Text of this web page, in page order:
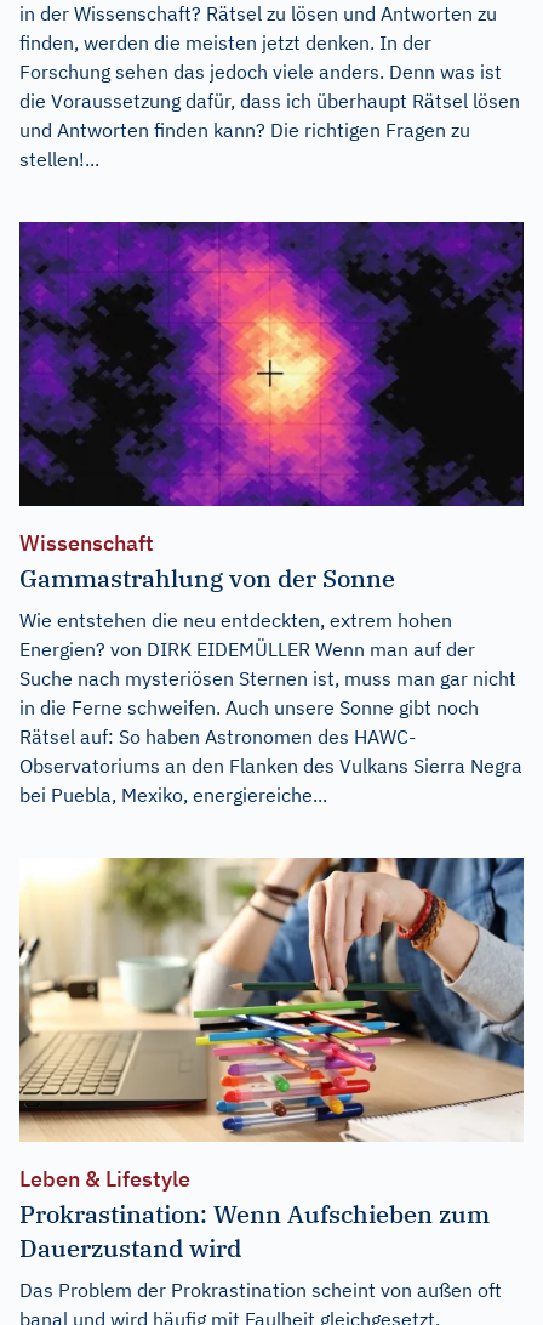
in der Wissenschaft? Rätsel zu lösen und Antworten zu
finden, werden die meisten jetzt denken. In der
Forschung sehen das jedoch viele anders. Denn was ist
die Voraussetzung dafür, dass ich überhaupt Rätsel lösen
und Antworten finden kann? Die richtigen Fragen zu
stellen!...
Wissenschaft
Gammastrahlung von der Sonne
Wie entstehen die neu entdeckten, extrem hohen
Energien? von DIRK EIDEMÜLLER Wenn man auf der
Suche nach mysteriösen Sternen ist, muss man gar nicht
in die Ferne schweifen. Auch unsere Sonne gibt noch
Rätsel auf: So haben Astronomen des HAWC-
Observatoriums an den Flanken des Vulkans Sierra Negra
bei Puebla, Mexiko, energiereiche...
Leben & Lifestyle
Prokrastination: Wenn Aufschieben zum
Dauerzustand wird
Das Problem der Prokrastination scheint von außen oft
banal und wird häufig mit Faulheit gleichgesetzt.